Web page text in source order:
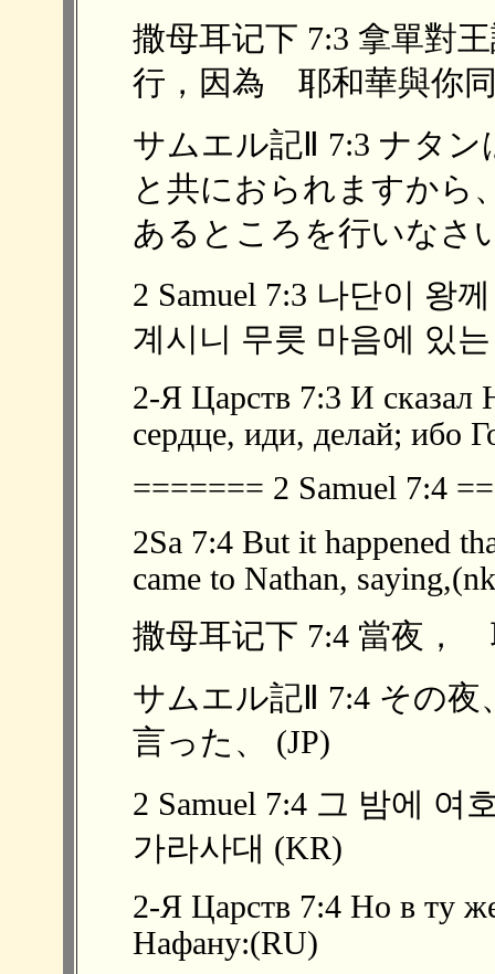
撒母耳记下 7:3 拿單對
行，因為 耶和華與你
サムエル記Ⅱ 7:3 ナタ
と共におられますから
あるところを行いなさ
2 Samuel 7:3 나단이 왕
계시니 무릇 마음에 있
2-Я Царств 7:3 И сказал
сердце, иди, делай; ибо
======= 2 Samuel 7:4
2Sa 7:4 But it happened
came to Nathan,
撒母耳记下 7:4 當夜，
サムエル記Ⅱ 7:4 その
言った、 (JP)
2 Samuel 7:4 그 밤에 여
가라사대 (KR)
2-Я Царств 7:4 Но в ту
Нафану:(RU)